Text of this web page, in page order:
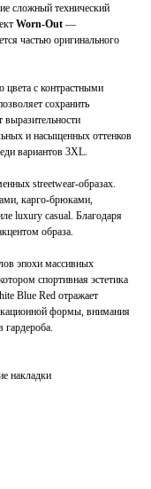
сложный технический
Worn-Out —
частью оригинального
цвета с контрастными
сохранить
выразительности
и насыщенных оттенков
вариантов 3XL.
streetwear-образах.
карго-брюками,
luxury casual. Благодаря
образа.
эпохи массивных
спортивная эстетика
Blue Red отражает
формы, внимания
накладки